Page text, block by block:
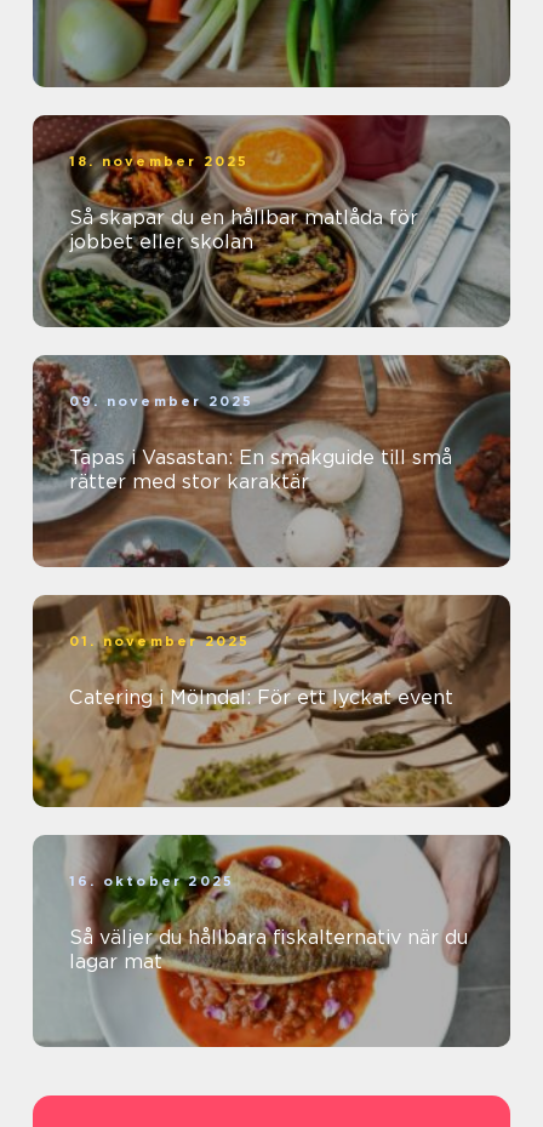
18. november 2025
Så skapar du en hållbar matlåda för
jobbet eller skolan
09. november 2025
Tapas i Vasastan: En smakguide till små
rätter med stor karaktär
01. november 2025
Catering i Mölndal: För ett lyckat event
16. oktober 2025
Så väljer du hållbara fiskalternativ när du
lagar mat